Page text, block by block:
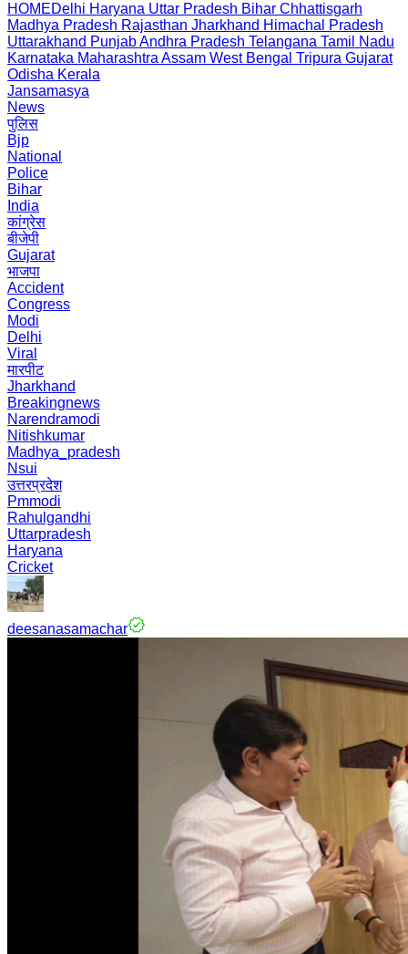
HOMEDelhi Haryana Uttar Pradesh Bihar Chhattisgarh
Madhya Pradesh Rajasthan Jharkhand Himachal Pradesh
Uttarakhand PunjabAndhra Pradesh Telangana Tamil Nadu
Karnataka Maharashtra Assam West Bengal Tripura Gujarat
Odisha Kerala
Jansamasya
News
पुलिस
Bjp
National
Police
Bihar
India
कांग्रेस
बीजेपी
Gujarat
भाजपा
Accident
Congress
Modi
Delhi
Viral
मारपीट
Jharkhand
Breakingnews
Narendramodi
Nitishkumar
Madhya_pradesh
Nsui
उत्तरप्रदेश
Pmmodi
Rahulgandhi
Uttarpradesh
Haryana
Cricket
deesanasamachar